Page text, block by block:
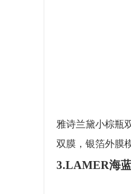
雅诗兰黛小棕瓶
双膜，银箔外膜
3.LAMER海